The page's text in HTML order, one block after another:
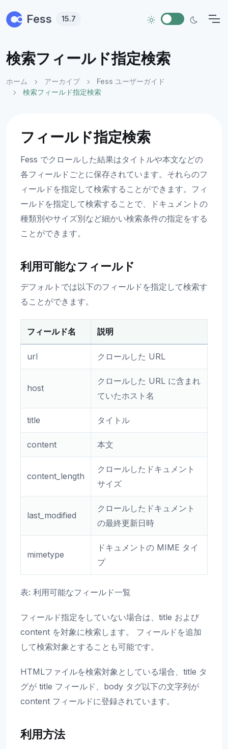
Fess 15.7
検索フィールド指定検索
ホーム アーカイブ
Fess ユーザーガイド
検索フィールド指定検索
フィールド指定検索
Fess でクロールした結果はタイトルや本文などの
各フィールドごとに保存されています。それらのフ
ィールドを指定して検索することができます。フィ
ールドを指定して検索することで、ドキュメントの
種類別やサイズ別など細かい検索条件の指定をする
ことができます。
利用可能なフィールド
デフォルトでは以下のフィールドを指定して検索す
ることができます。
フィールド名 説明
url クロールした URL
host
クロールした URL に含まれ
ていたホスト名
title タイトル
content 本文
content_length
クロールしたドキュメント
サイズ
last_modified
クロールしたドキュメント
の最終更新日時
mimetype
ドキュメントの MIME タイ
プ
表: 利用可能なフィールド一覧
フィールド指定をしていない場合は、title および
content を対象に検索します。 フィールドを追加
して検索対象とすることも可能です。
HTMLファイルを検索対象としている場合、title タ
グが title フィールド、body タグ以下の文字列が
content フィールドに登録されています。
利用方法